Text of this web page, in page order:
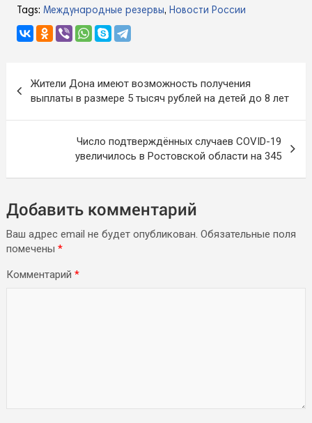
Tags: Международные резервы, Новости России
по
записям
Жители Дона имеют возможность получения
выплаты в размере 5 тысяч рублей на детей до 8 лет
Число подтверждённых случаев COVID-19
увеличилось в Ростовской области на 345
Добавить комментарий
Ваш адрес email не будет опубликован. Обязательные поля
помечены *
Комментарий *